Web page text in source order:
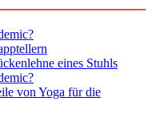
eines Stuhls
von Yoga für die